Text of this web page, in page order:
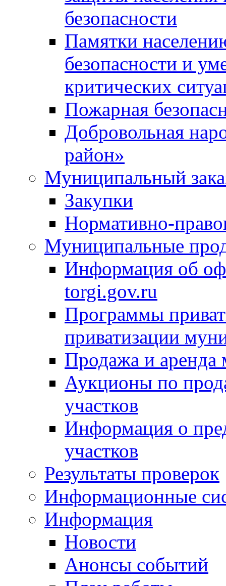
безопасности
Памятки
безопасности и
критических
Пожарная
Добровольная
район»
Муниципальный
Закупки
Нормативно-
Муниципальные
Информация об
torgi.gov.ru
Программы
приватизации
Продажа и аренда
Аукционы по
участков
Информация о
участков
Результаты проверок
Информационные
Информация
Новости
Анонсы событий